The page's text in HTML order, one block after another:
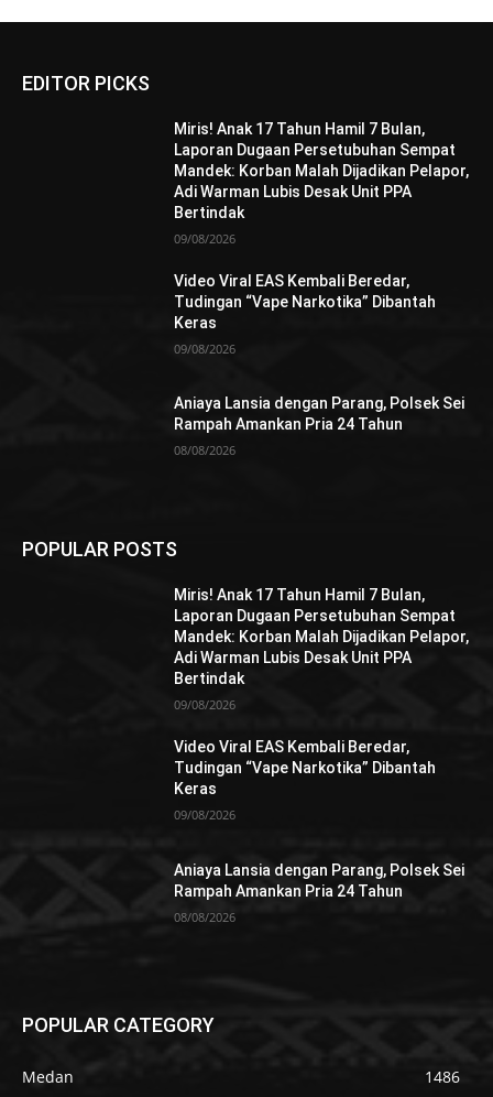
EDITOR PICKS
Miris! Anak 17 Tahun Hamil 7 Bulan,
Laporan Dugaan Persetubuhan Sempat
Mandek: Korban Malah Dijadikan Pelapor,
Adi Warman Lubis Desak Unit PPA
Bertindak
09/08/2026
Video Viral EAS Kembali Beredar,
Tudingan “Vape Narkotika” Dibantah
Keras
09/08/2026
Aniaya Lansia dengan Parang, Polsek Sei
Rampah Amankan Pria 24 Tahun
08/08/2026
POPULAR POSTS
Miris! Anak 17 Tahun Hamil 7 Bulan,
Laporan Dugaan Persetubuhan Sempat
Mandek: Korban Malah Dijadikan Pelapor,
Adi Warman Lubis Desak Unit PPA
Bertindak
09/08/2026
Video Viral EAS Kembali Beredar,
Tudingan “Vape Narkotika” Dibantah
Keras
09/08/2026
Aniaya Lansia dengan Parang, Polsek Sei
Rampah Amankan Pria 24 Tahun
08/08/2026
POPULAR CATEGORY
Medan
1486